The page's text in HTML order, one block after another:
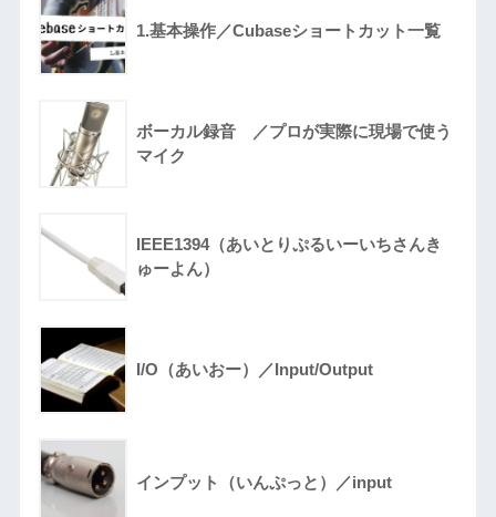
1.基本操作／Cubaseショートカット一覧
ボーカル録音 ／プロが実際に現場で使う
マイク
IEEE1394（あいとりぷるいーいちさんき
ゅーよん）
I/O（あいおー）／Input/Output
インプット（いんぷっと）／input